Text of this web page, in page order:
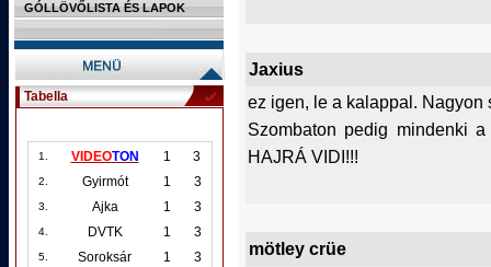
GÓLLÖVŐLISTA ÉS LAPOK
Tabella
1. VIDEOTON 1 3
2. Gyirmót 1 3
3. Ajka 1 3
4. DVTK 1 3
5. Soroksár 1 3
Jaxius
ez igen, le a kalappal. Nagyon
Szombaton pedig mindenki
HAJRÁ VIDI!!!
mötley crüe